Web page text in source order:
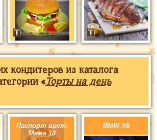
кондитеров из каталога
«Торты на день
Паспорт врет.
Маме 18
BMW X6